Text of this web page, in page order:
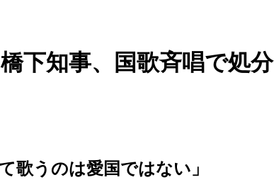
下知事、国歌斉唱で処分
歌うのは愛国ではない」